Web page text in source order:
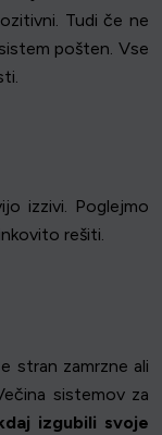
Tudi če ne
pošten. Vse
izzivi. Poglejmo
rešiti.
stran zamrzne ali
sistemov za
izgubili svoje